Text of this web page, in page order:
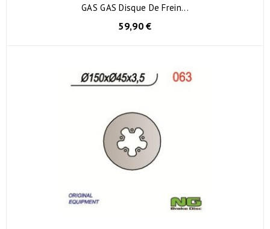
GAS GAS Disque De Frein...
59,90 €